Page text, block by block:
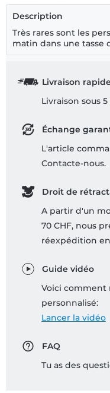
Description
Très rares sont les
matin dans une tasse
Livraison
Livraison sous
Échange
L'article
Contacte-nous.
Droit de
A partir d'un
70 CHF, nous
réexpédition en
Guide vidéo
Voici comment
personnalisé:
Lancer la vidéo
FAQ
Tu as des